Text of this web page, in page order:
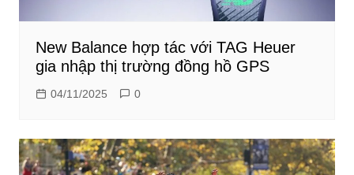
New Balance hợp tác với TAG Heuer
gia nhập thị trường đồng hồ GPS
04/11/2025 0